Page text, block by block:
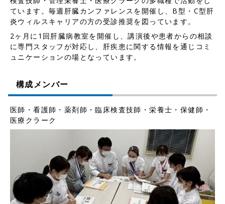
ています。毎週肝臓カンファレンスを開催し、B型・C型肝
炎ウィルスキャリアの方の受診推奨を図っています。
2ヶ月に1回肝臓病教室を開催し、講演後や患者からの相談
に専門スタッフが対応し、肝疾患に関する情報を通じコミ
ュニケーションの場となっています。
構成メンバー
医師・看護師・薬剤師・臨床検査技師・栄養士・保健師・
医療クラーク